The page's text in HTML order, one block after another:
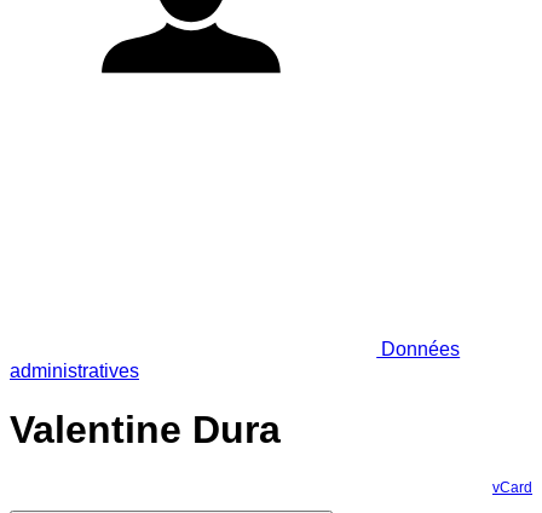
Données
administratives
Valentine Dura
vCard